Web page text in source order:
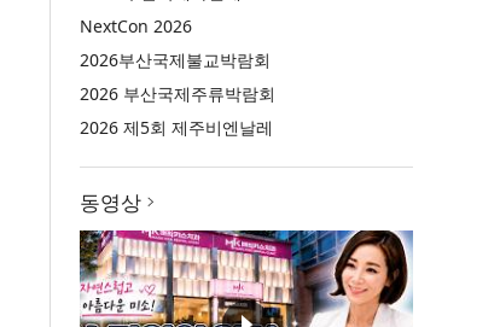
NextCon 2026
2026부산국제불교박람회
2026 부산국제주류박람회
2026 제5회 제주비엔날레
동영상